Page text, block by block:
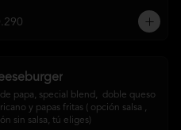
de papa, special blend,  doble queso
y papas fritas ( opción salsa ,
sin salsa, tú eliges)